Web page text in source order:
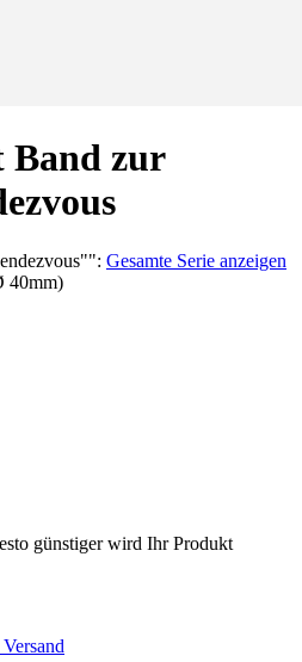
Band zur
": Gesamte Serie anzeigen
40mm)
günstiger wird Ihr Produkt